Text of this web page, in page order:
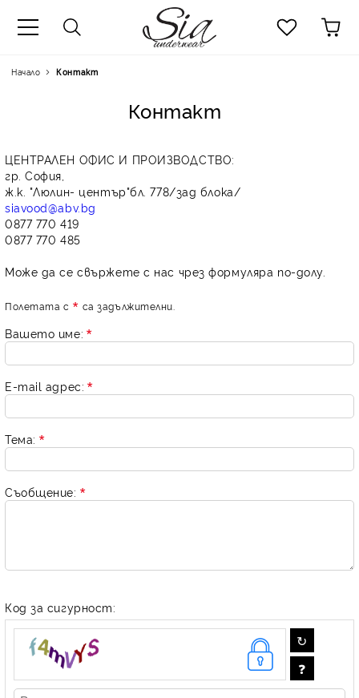
Начало Контакт
Контакт
ЦЕНТРАЛЕН ОФИС И ПРОИЗВОДСТВО:
гр. София,
ж.к. "Люлин- център"бл. 778/зад блока/
siavood@abv.bg
0877 770 419
0877 770 485
Може да се свържете с нас чрез формуляра по-долу.
Полетата с са задължителни.
Вашето име:
E-mail адрес:
Тема:
Съобщение:
Код за сигурност: